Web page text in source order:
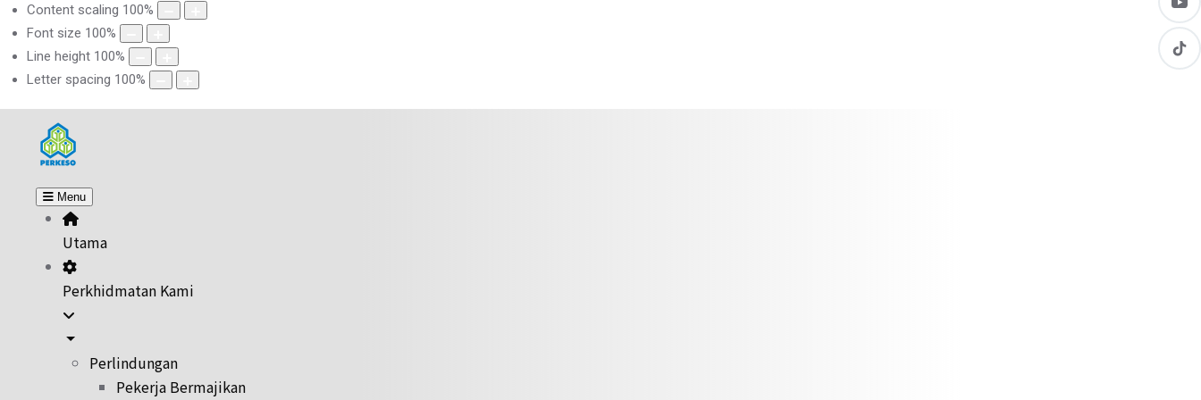
Content scaling 100%
Font size 100%
Line height 100%
Letter spacing 100%
Menu
Utama
Perkhidmatan Kami
Perlindungan
Pekerja Bermajikan